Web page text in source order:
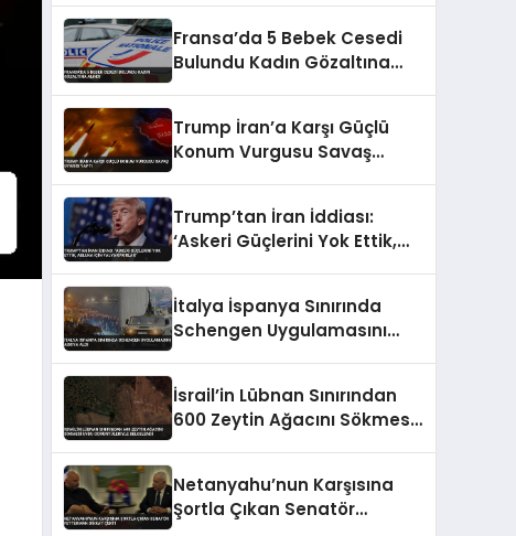
Fransa’da 5 Bebek Cesedi
Bulundu Kadın Gözaltına
Trump İran’a Karşı Güçlü
Konum Vurgusu Savaş
Trump’tan İran İddiası:
‘Askeri Güçlerini Yok Ettik,
İtalya İspanya Sınırında
Schengen Uygulamasını
İsrail’in Lübnan Sınırından
600 Zeytin Ağacını Sökmesi
Netanyahu’nun Karşısına
Şortla Çıkan Senatör